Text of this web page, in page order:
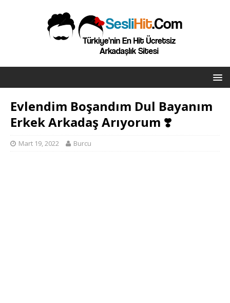
Evlendim Boşandım Dul Bayanım
Erkek Arkadaş Arıyorum ❣️
Mart 19, 2022 Burcu